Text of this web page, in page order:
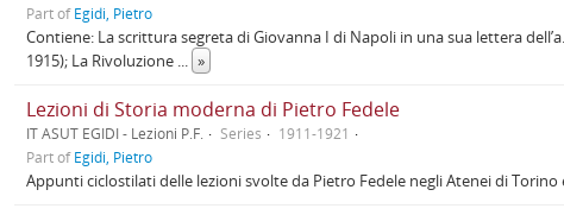
Part ofEgidi, Pietro
Contiene: La scrittura segreta di Giovanna I di Napoli in una sua lettera
1915); La Rivoluzione ... »
Lezioni di Storia moderna di Pietro Fedele
IT ASUT EGIDI - Lezioni P.F. Series
1911-1921
Part ofEgidi, Pietro
Appunti ciclostilati delle lezioni svolte da Pietro Fedele negli Atenei di Torino